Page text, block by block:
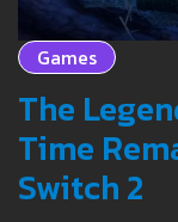
Games
The
Time
Switch 2